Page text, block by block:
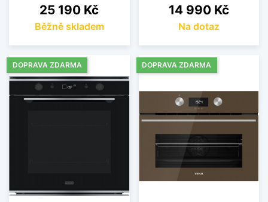
Cena
25 190 Kč
Běžně skladem
Cena
14 990 Kč
Na dotaz
DOPRAVA ZDARMA DOPRAVA ZDARMA